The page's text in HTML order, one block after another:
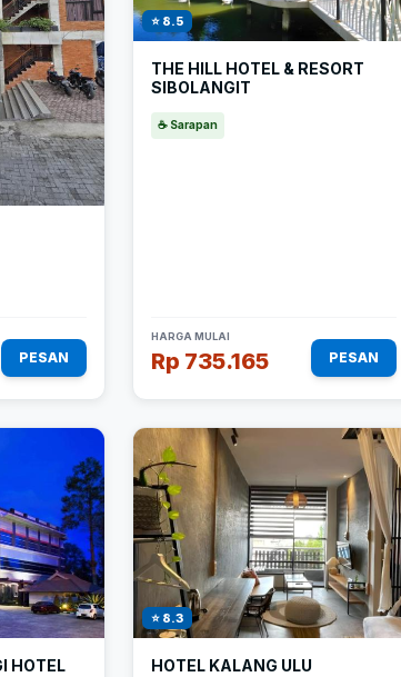
PESAN
⭐ 8.5
THE HILL HOTEL & RESORT
SIBOLANGIT
☕ Sarapan
HARGA MULAI
Rp 735.165 PESAN
HOTEL
⭐ 8.3
HOTEL KALANG ULU